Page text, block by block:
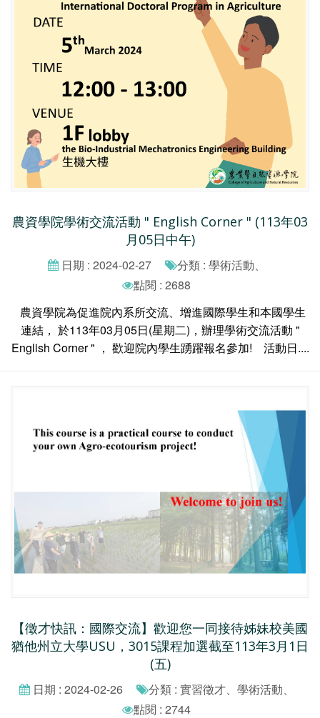
農資學院學術交流活動 " English Corner " (113年03
月05日中午)
日期 : 2024-02-27
分類 : 學術活動、
點閱 : 2688
農資學院為促進院內系所交流、增進國際學生和本國學生
連結， 於113年03月05日(星期二)，辦理學術交流活動 "
English Corner " ， 歡迎院內學生踴躍報名參加! 活動日....
【徵才快訊：國際交流】歡迎您一同接待姊妹校美國
猶他州立大學USU，3015課程加選截至113年3月1日
(五)
日期 : 2024-02-26
分類 : 實習徵才、學術活動、
點閱 : 2744